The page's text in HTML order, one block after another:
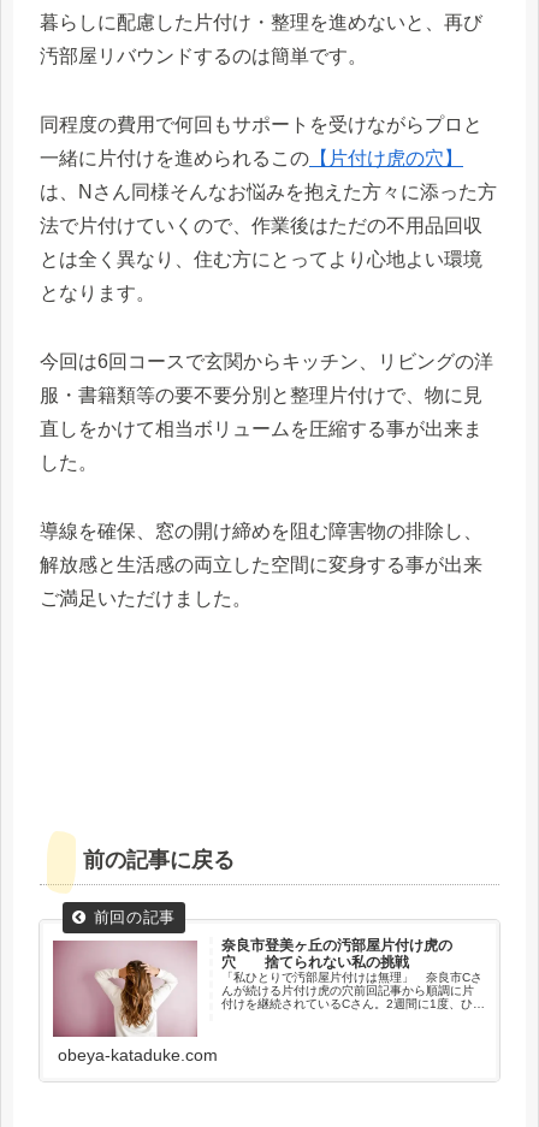
暮らしに配慮した片付け・整理を進めないと、再び
汚部屋リバウンドするのは簡単です。
同程度の費用で何回もサポートを受けながらプロと
一緒に片付けを進められるこの 【片付け虎の穴】
は、Nさん同様そんなお悩みを抱えた方々に添った方
法で片付けていくので、作業後はただの不用品回収
とは全く異なり、住む方にとってより心地よい環境
となります。
今回は6回コースで玄関からキッチン、リビングの洋
服・書籍類等の要不要分別と整理片付けで、物に見
直しをかけて相当ボリュームを圧縮する事が出来ま
した。
導線を確保、窓の開け締めを阻む障害物の排除し、
解放感と生活感の両立した空間に変身する事が出来
ご満足いただけました。
前の記事に戻る
奈良市登美ヶ丘の汚部屋片付け虎の
穴 捨てられない私の挑戦
「私ひとりで汚部屋片付けは無理」 奈良市Cさ
んが続ける片付け虎の穴前回記事から順調に片
付けを継続されているCさん。2週間に1度、ひと
obeya-kataduke.com